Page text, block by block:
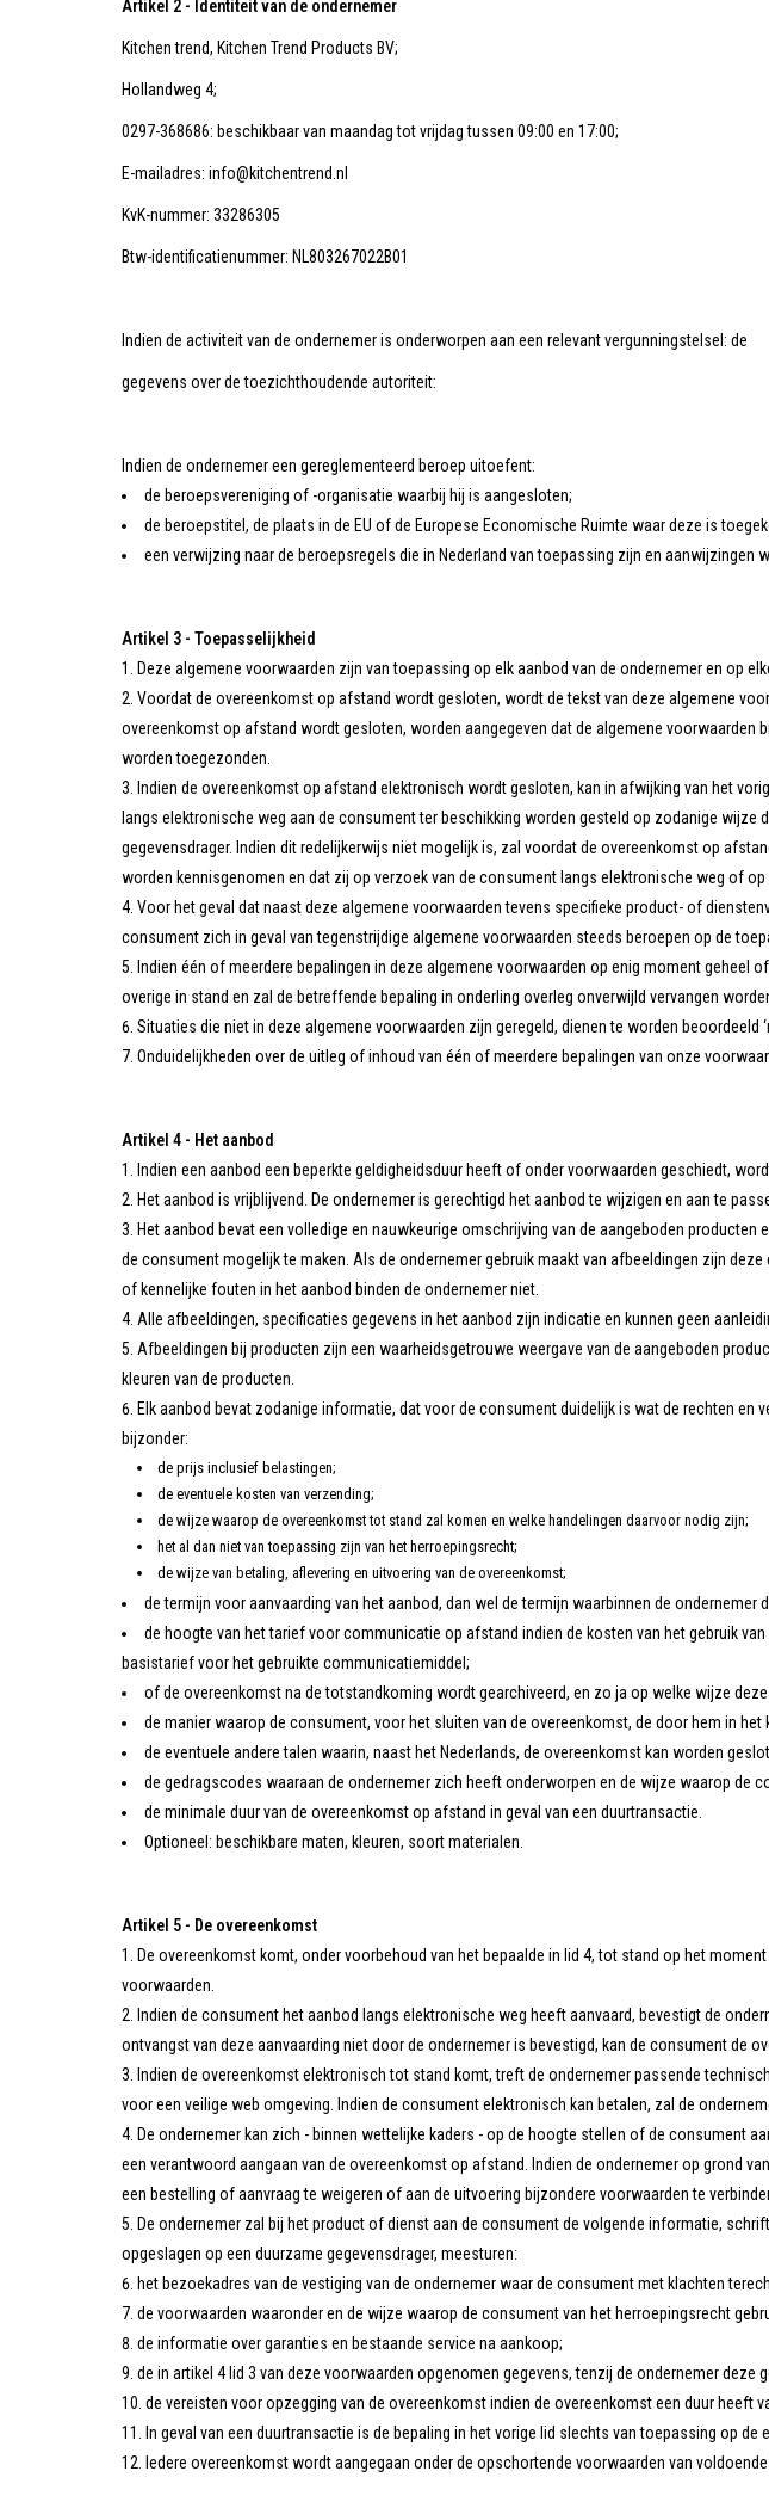
Artikel 2 - Identiteit van de ondernemer
Kitchen trend, Kitchen Trend Products BV;
Hollandweg 4;
0297-368686: beschikbaar van maandag tot vrijdag tussen 09:00 en 17:00;
E-mailadres: info@kitchentrend.nl
KvK-nummer: 33286305
Btw-identificatienummer: NL803267022B01
Indien de activiteit van de ondernemer is onderworpen aan een relevant vergunningstelsel: de
gegevens over de toezichthoudende autoriteit:
Indien de ondernemer een gereglementeerd beroep uitoefent:
de beroepsvereniging of -organisatie waarbij hij is aangesloten;
de beroepstitel, de plaats in de EU of de Europese Economische Ruimte waar deze is
een verwijzing naar de beroepsregels die in Nederland van toepassing zijn en aanwijzingen
Artikel 3 - Toepasselijkheid
Deze algemene voorwaarden zijn van toepassing op elk aanbod van de ondernemer en op
Voordat de overeenkomst op afstand wordt gesloten, wordt de tekst van deze algemene
overeenkomst op afstand wordt gesloten, worden aangegeven dat de algemene
worden toegezonden.
Indien de overeenkomst op afstand elektronisch wordt gesloten, kan in afwijking van het
langs elektronische weg aan de consument ter beschikking worden gesteld op zodanige
gegevensdrager. Indien dit redelijkerwijs niet mogelijk is, zal voordat de overeenkomst op
worden kennisgenomen en dat zij op verzoek van de consument langs elektronische weg of
Voor het geval dat naast deze algemene voorwaarden tevens specifieke product- of
consument zich in geval van tegenstrijdige algemene voorwaarden steeds beroepen op de
Indien één of meerdere bepalingen in deze algemene voorwaarden op enig moment
overige in stand en zal de betreffende bepaling in onderling overleg onverwijld vervangen
Situaties die niet in deze algemene voorwaarden zijn geregeld, dienen te worden beoordeeld
Onduidelijkheden over de uitleg of inhoud van één of meerdere bepalingen van onze
Artikel 4 - Het aanbod
Indien een aanbod een beperkte geldigheidsduur heeft of onder voorwaarden geschiedt,
Het aanbod is vrijblijvend. De ondernemer is gerechtigd het aanbod te wijzigen en aan te
Het aanbod bevat een volledige en nauwkeurige omschrijving van de aangeboden
de consument mogelijk te maken. Als de ondernemer gebruik maakt van afbeeldingen zijn
of kennelijke fouten in het aanbod binden de ondernemer niet.
Alle afbeeldingen, specificaties gegevens in het aanbod zijn indicatie en kunnen geen
Afbeeldingen bij producten zijn een waarheidsgetrouwe weergave van de aangeboden
kleuren van de producten.
Elk aanbod bevat zodanige informatie, dat voor de consument duidelijk is wat de rechten
bijzonder:
de prijs inclusief belastingen;
de eventuele kosten van verzending;
de wijze waarop de overeenkomst tot stand zal komen en welke handelingen daarvoor nodig zijn;
het al dan niet van toepassing zijn van het herroepingsrecht;
de wijze van betaling, aflevering en uitvoering van de overeenkomst;
de termijn voor aanvaarding van het aanbod, dan wel de termijn waarbinnen de ondernemer
de hoogte van het tarief voor communicatie op afstand indien de kosten van het gebruik
basistarief voor het gebruikte communicatiemiddel;
of de overeenkomst na de totstandkoming wordt gearchiveerd, en zo ja op welke wijze
de manier waarop de consument, voor het sluiten van de overeenkomst, de door hem in
de eventuele andere talen waarin, naast het Nederlands, de overeenkomst kan worden
de gedragscodes waaraan de ondernemer zich heeft onderworpen en de wijze waarop de
de minimale duur van de overeenkomst op afstand in geval van een duurtransactie.
Optioneel: beschikbare maten, kleuren, soort materialen.
Artikel 5 - De overeenkomst
De overeenkomst komt, onder voorbehoud van het bepaalde in lid 4, tot stand op het
voorwaarden.
Indien de consument het aanbod langs elektronische weg heeft aanvaard, bevestigt de
ontvangst van deze aanvaarding niet door de ondernemer is bevestigd, kan de consument de
Indien de overeenkomst elektronisch tot stand komt, treft de ondernemer passende
voor een veilige web omgeving. Indien de consument elektronisch kan betalen, zal de
De ondernemer kan zich - binnen wettelijke kaders - op de hoogte stellen of de consument
een verantwoord aangaan van de overeenkomst op afstand. Indien de ondernemer op grond
een bestelling of aanvraag te weigeren of aan de uitvoering bijzondere voorwaarden te
De ondernemer zal bij het product of dienst aan de consument de volgende informatie,
opgeslagen op een duurzame gegevensdrager, meesturen:
het bezoekadres van de vestiging van de ondernemer waar de consument met klachten
de voorwaarden waaronder en de wijze waarop de consument van het herroepingsrecht
de informatie over garanties en bestaande service na aankoop;
de in artikel 4 lid 3 van deze voorwaarden opgenomen gegevens, tenzij de ondernemer
de vereisten voor opzegging van de overeenkomst indien de overeenkomst een duur heeft
In geval van een duurtransactie is de bepaling in het vorige lid slechts van toepassing op de
Iedere overeenkomst wordt aangegaan onder de opschortende voorwaarden van